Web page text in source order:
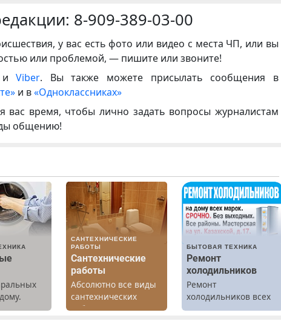
8-909-389-03-00
у вас есть фото или видео с места ЧП, или вы
или проблемой, — пишите или звоните!
иViber. Вы также можете присылать сообщения в
и в«Одноклассниках»
вас время, чтобы лично задать вопросы журналистам
общению!
САНТЕХНИЧЕСКИЕ
РАБОТЫ
Сантехнические
работы
Абсолютно все виды
сантехнических
работ. Быстро.
БЫТОВАЯ ТЕХНИКА
Ремонт
холодильников
Ремонт
холодильников всех
марок на дому.